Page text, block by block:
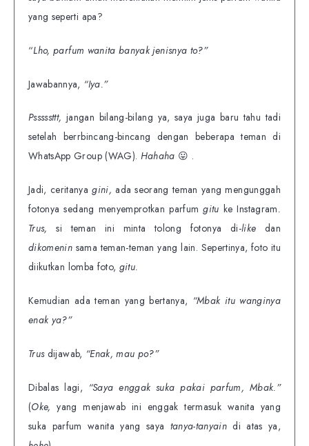
yang seperti apa?
“Lho, parfum wanita banyak jenisnya to?”
Jawabannya, “Iya.”
Psssssttt, jangan bilang-bilang ya, saya juga baru tahu tadi
setelah berrbincang-bincang dengan beberapa teman di
WhatsApp Group (WAG). Hahaha 😛 .
Jadi, ceritanyagini, ada seorang teman yang mengunggah
fotonya sedang menyemprotkan parfumgitu ke Instagram.
Trus, si teman ini minta tolong fotonya di-like dan
dikomenin sama teman-teman yang lain. Sepertinya, foto itu
diikutkan lomba foto, gitu.
Kemudian ada teman yang bertanya, “Mbak itu wanginya
enak ya?”
Trusdijawab, “Enak, mau po?”
Dibalas lagi, “Saya enggak suka pakai parfum, Mbak.”
(Oke,yang menjawab ini enggak termasuk wanita yang
suka parfum wanita yang saya tanya-tanyaindi atas ya,